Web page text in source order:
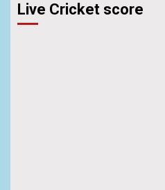
Live Cricket score